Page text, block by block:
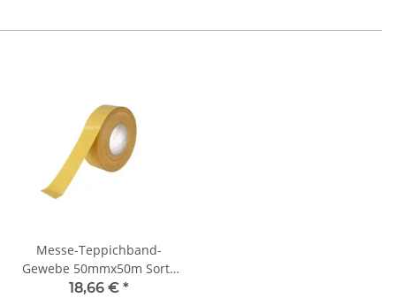
Messe-Teppichband-
Gewebe 50mmx50m Sorte
K230
18,66 € *